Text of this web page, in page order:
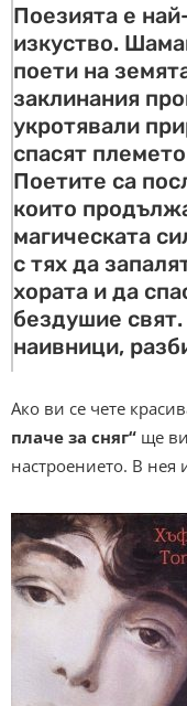
Поезията е
изкуство.
поети на
заклинания
укротявали
спасят
Поетите са
които
магическата
с тях да
хората и да
бездушие
наивници,
Ако ви се чете
плаче за сняг“ ще
настроението. В нея